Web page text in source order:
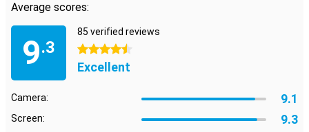
Average scores:
9.3
85 verified reviews
4.5 stars
Excellent
Camera: 9.1
Screen: 9.3